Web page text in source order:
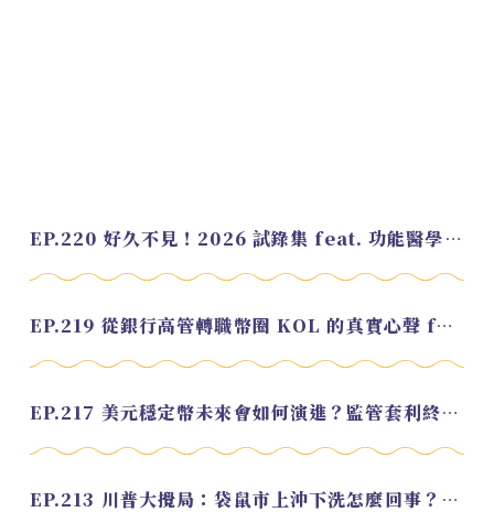
EP.220 好久不見！2026 試錄集 feat. 功能醫學營養師 美寶
EP.219 從銀行高管轉職幣圈 KOL 的真實心聲 feat.龜大
EP.217 美元穩定幣未來會如何演進？監管套利終將收斂？feat. 研究員 余哲安
EP.213 川普大攪局：袋鼠市上沖下洗怎麼回事？feat. Alvin